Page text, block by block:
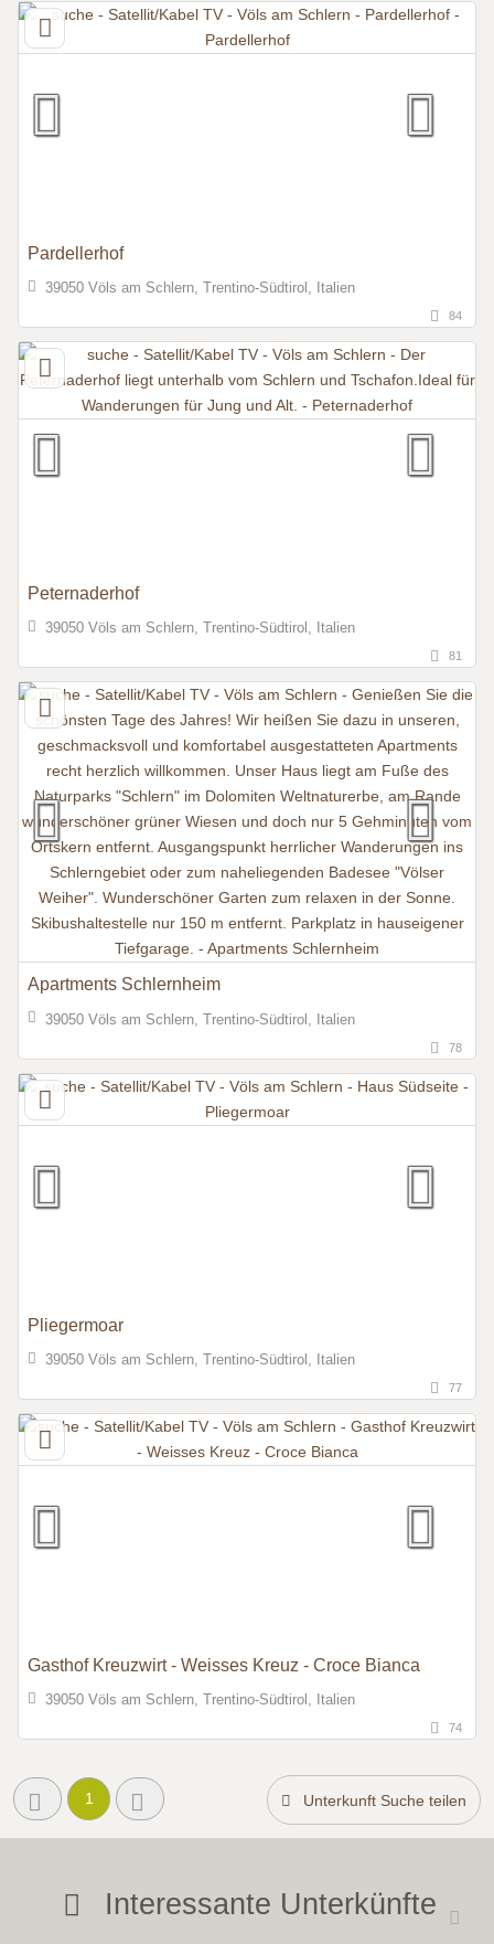
Pardellerhof
39050 Völs am Schlern, Trentino-Südtirol, Italien
84
Peternaderhof
39050 Völs am Schlern, Trentino-Südtirol, Italien
81
Apartments Schlernheim
39050 Völs am Schlern, Trentino-Südtirol, Italien
78
Pliegermoar
39050 Völs am Schlern, Trentino-Südtirol, Italien
77
Gasthof Kreuzwirt - Weisses Kreuz - Croce Bianca
39050 Völs am Schlern, Trentino-Südtirol, Italien
74
1 Unterkunft Suche teilen
Interessante Unterkünfte